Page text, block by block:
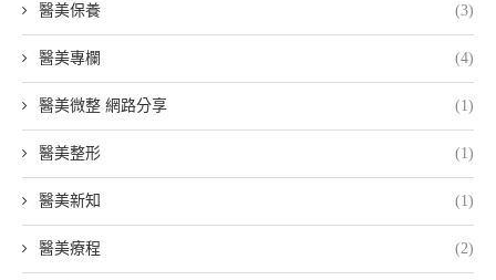
醫美保養 (3)
醫美專欄 (4)
醫美微整 網路分享 (1)
醫美整形 (1)
醫美新知 (1)
醫美療程 (2)